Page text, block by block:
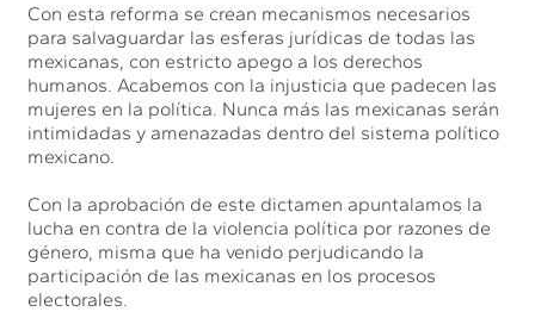
Con esta reforma se crean mecanismos necesarios
para salvaguardar las esferas jurídicas de todas las
mexicanas, con estricto apego a los derechos
humanos. Acabemos con la injusticia que padecen las
mujeres en la política. Nunca más las mexicanas serán
intimidadas y amenazadas dentro del sistema político
mexicano.
Con la aprobación de este dictamen apuntalamos la
lucha en contra de la violencia política por razones de
género, misma que ha venido perjudicando la
participación de las mexicanas en los procesos
electorales.